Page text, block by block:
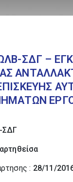
ΣΔΓ –
ΣΔΓ
: 28/11/